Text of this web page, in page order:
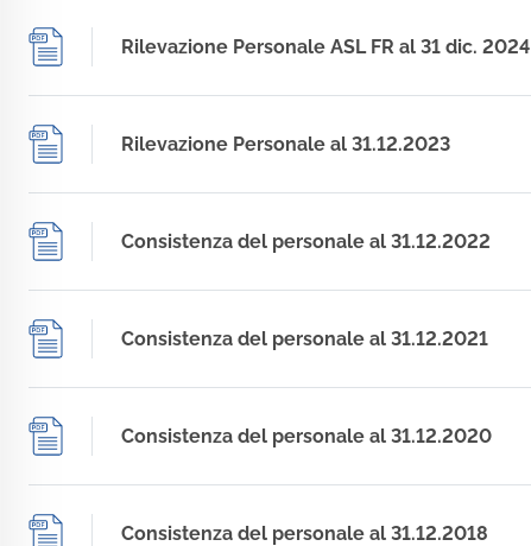
Rilevazione Personale ASL FR al 31 dic. 2024
Rilevazione Personale al 31.12.2023
Consistenza del personale al 31.12.2022
Consistenza del personale al 31.12.2021
Consistenza del personale al 31.12.2020
Consistenza del personale al 31.12.2018